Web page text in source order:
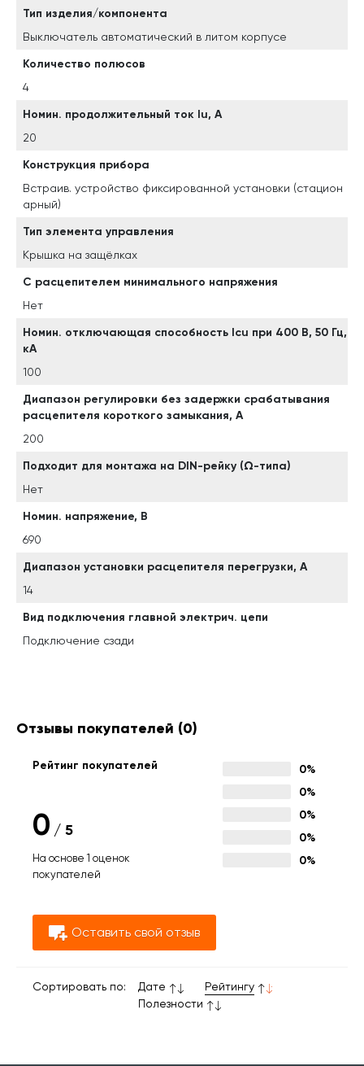
Тип изделия/компонента
Выключатель автоматический в литом корпусе
Количество полюсов
4
Номин. продолжительный ток Iu, А
20
Конструкция прибора
Встраив. устройство фиксированной установки (стацион
арный)
Тип элемента управления
Крышка на защёлках
С расцепителем минимального напряжения
Нет
Номин. отключающая способность Icu при 400 В, 50 Гц,
кА
100
Диапазон регулировки без задержки срабатывания
расцепителя короткого замыкания, А
200
Подходит для монтажа на DIN-рейку (Ω-типа)
Нет
Номин. напряжение, В
690
Диапазон установки расцепителя перегрузки, А
14
Вид подключения главной электрич. цепи
Подключение сзади
Отзывы покупателей (0)
Рейтинг покупателей
0 / 5
На основе 1 оценок
покупателей
0%
0%
0%
0%
0%
Оставить свой отзыв
Сортировать по: Дате
Рейтингу
Полезности